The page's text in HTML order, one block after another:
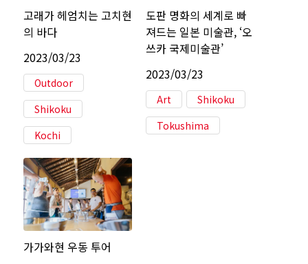
고래가 헤엄치는 고치현
의 바다
2023/03/23
Outdoor
Shikoku
Kochi
도판 명화의 세계로 빠
져드는 일본 미술관, ‘오
쓰카 국제미술관’
2023/03/23
Art
Shikoku
Tokushima
가가와현 우동 투어